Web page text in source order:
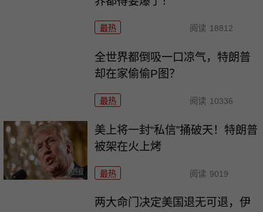
最热 阅读 18812
全世界都倒吸一口凉气，特朗普
却在家偷偷P图？
最热 阅读 10336
美上将一封“私信”捅破天！特朗普
被架在火上烤
最热 阅读 9019
两大命门决定美国退无可退，伊